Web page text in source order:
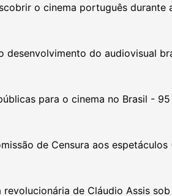
o cinema português
desenvolvimento do audiovisual
para o cinema no Brasil - 95
de Censura aos espetáculos
revolucionária de Cláudio Assis